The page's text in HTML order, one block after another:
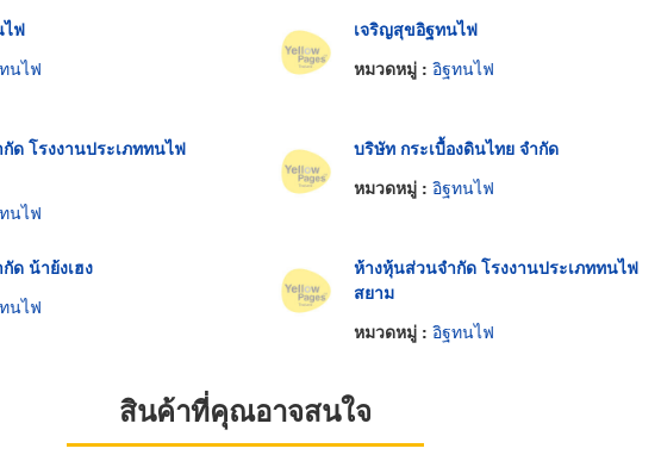
ไฟ
นไฟ
เจริญสุขอิฐทนไฟ
หมวดหมู่ : อิฐทนไฟ
ด โรงงานประเภททนไฟ
นไฟ
บริษัท กระเบื้องดินไทย จำกัด
หมวดหมู่ : อิฐทนไฟ
ด น้าย้งเฮง
นไฟ
ห้างหุ้นส่วนจำกัด โรงงานประเภททนไฟ
สยาม
หมวดหมู่ : อิฐทนไฟ
สินค้าที่คุณอาจสนใจ